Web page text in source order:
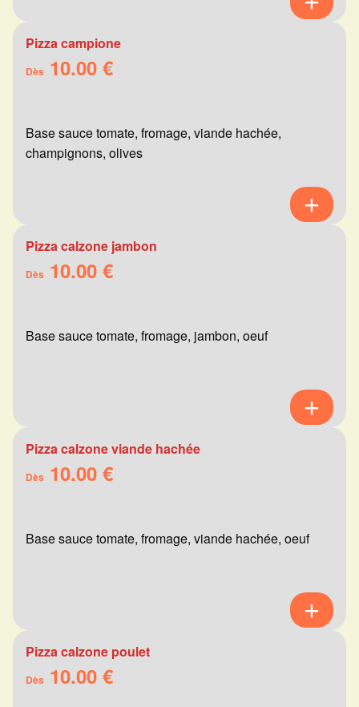
Pizza campione
Dès 10.00 €
Base sauce tomate, fromage, viande hachée,
champignons, olives
Pizza calzone jambon
Dès 10.00 €
Base sauce tomate, fromage, jambon, oeuf
Pizza calzone viande hachée
Dès 10.00 €
Base sauce tomate, fromage, viande hachée, oeuf
Pizza calzone poulet
Dès 10.00 €